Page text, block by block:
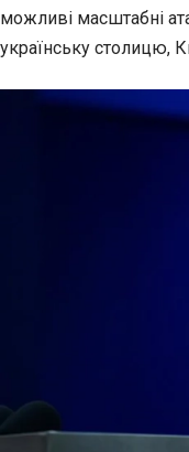
можливі масштабні
українську столицю,